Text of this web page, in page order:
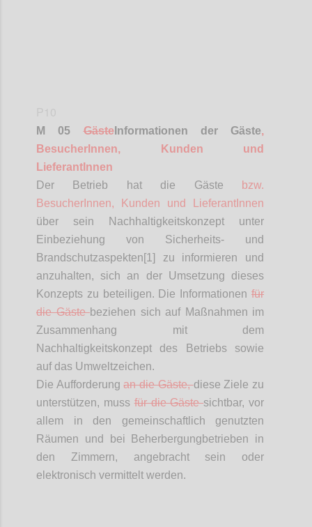
M 05GästeInformationen der Gäste,
BesucherInnen, Kunden und
LieferantInnen
Der Betrieb hat die Gäste
bzw.
BesucherInnen, Kunden und
LieferantInnen
über sein Nachhaltigkeitskonzept unter
Einbeziehung von Sicherheits- und
Brandschutzaspekten[1] zu informieren und
anzuhalten, sich an der Umsetzung dieses
Konzepts zu beteiligen. Die Informationen für
die Gästebeziehen sich auf Maßnahmen im
Zusammenhang mit dem
Nachhaltigkeitskonzept des Betriebs sowie
auf das Umweltzeichen.
Die Aufforderungan die Gäste,diese Ziele zu
unterstützen, muss für die Gästesichtbar, vor
allem in den gemeinschaftlich genutzten
Räumen und bei
Beherbergungbetrieben in
den Zimmern, angebracht sein oder
elektronisch vermittelt werden.